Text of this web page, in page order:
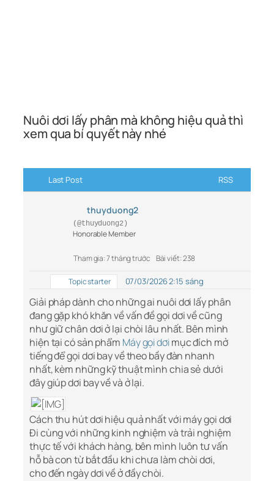
Nuôi dơi lấy phân mà không hiệu quả thì
xem qua bí quyết này nhé
Last Post RSS
thuyduong2
(@thuyduong2)
Honorable Member
Tham gia: 7 tháng trước Bài viết: 238
Topic starter 07/03/2026 2:15 sáng
Giải pháp dành cho những ai nuôi dơi lấy phân
đang gặp khó khăn về vấn đề gọi dơi về cũng
như giữ chân dơi ở lại chòi lâu nhất. Bên mình
hiện tại có sản phẩm Máy gọi dơimục đích mở
tiếng để gọi dơi bay về theo bầy đàn nhanh
nhất, kèm những kỹ thuật mình chia sẻ dưới
đây giúp dơi bay về và ở lại.
Cách thu hút dơi hiệu quả nhất với máy gọi dơi
Đi cùng với những kinh nghiệm và trải nghiệm
thực tế với khách hàng, bên mình luôn tư vấn
hỗ bà con từ bắt đầu khi chưa làm chòi dơi,
cho đến ngày dơi về ở đầy chòi.